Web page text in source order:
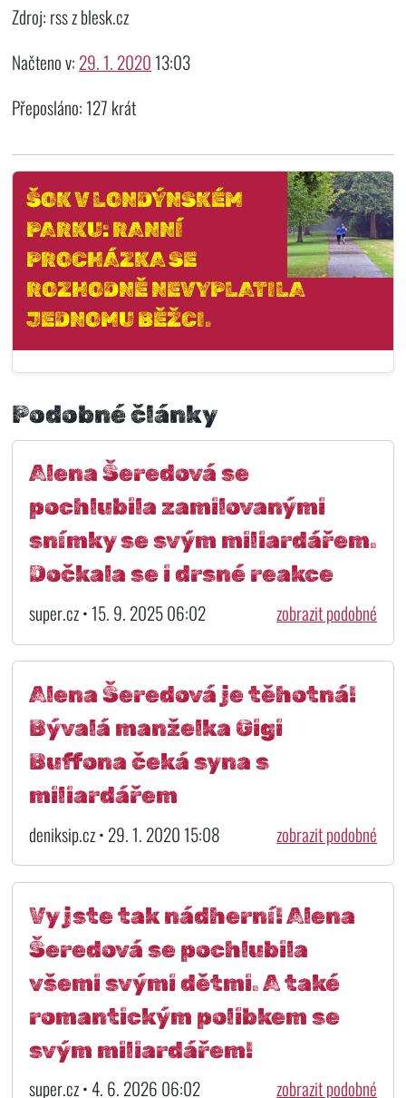
Zdroj: rss z blesk.cz
Načteno v: 29. 1. 202013:03
Přeposláno: 127 krát
ŠOK V LONDÝNSKÉM
PARKU: RANNÍ
PROCHÁZKA SE
ROZHODNĚ NEVYPLATILA
JEDNOMU BĚŽCI.
Podobné články
Alena Šeredová se
pochlubila zamilovanými
snímky se svým miliardářem.
Dočkala se i drsné reakce
super.cz • 15. 9. 2025 06:02 zobrazit podobné
Alena Šeredová je těhotná!
Bývalá manželka Gigi
Buffona čeká syna s
miliardářem
deniksip.cz • 29. 1. 2020 15:08 zobrazit podobné
Vy jste tak nádherní! Alena
Šeredová se pochlubila
všemi svými dětmi. A také
romantickým polibkem se
svým miliardářem!
super.cz • 4. 6. 2026 06:02 zobrazit podobné